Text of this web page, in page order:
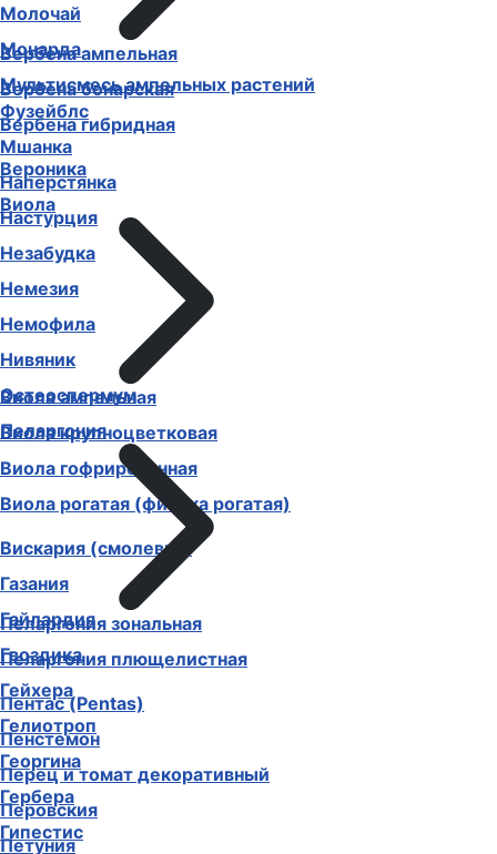
Вербена ампельная
Вербена бонарская
Вербена гибридная
Вероника
Виола
Виола ампельная
Виола крупноцветковая
Виола гофрированная
Виола рогатая (фиалка рогатая)
Вискария (смолевка)
Газания
Гайлардия
Гвоздика
Гейхера
Гелиотроп
Георгина
Гербера
Гипестис
Молочай
Монарда
Мультисмесь ампельных растений
Фузейблс
Мшанка
Наперстянка
Настурция
Незабудка
Немезия
Немофила
Нивяник
Остеоспермум
Пеларгония
Пеларгония зональная
Пеларгония плющелистная
Пентас (Pentas)
Пенстемон
Перец и томат декоративный
Перовския
Петуния